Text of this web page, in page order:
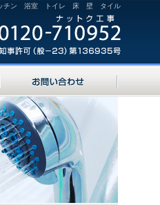
チン 浴室 トイレ 床 壁 タイル